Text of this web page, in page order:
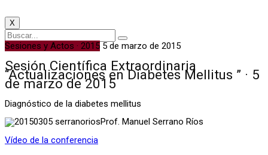
X
Sesiones y Actos · 2015 5 de marzo de 2015
Sesión Científica Extraordinaria
“Actualizaciones en Diabetes Mellitus ” · 5
de marzo de 2015
Diagnóstico de la diabetes mellitus
Prof. Manuel Serrano Ríos
Vídeo de la conferencia